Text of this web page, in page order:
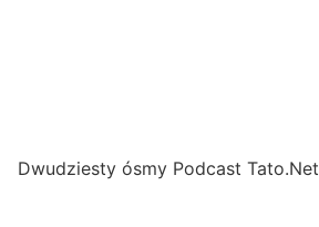
Dwudziesty ósmy Podcast Tato.Net